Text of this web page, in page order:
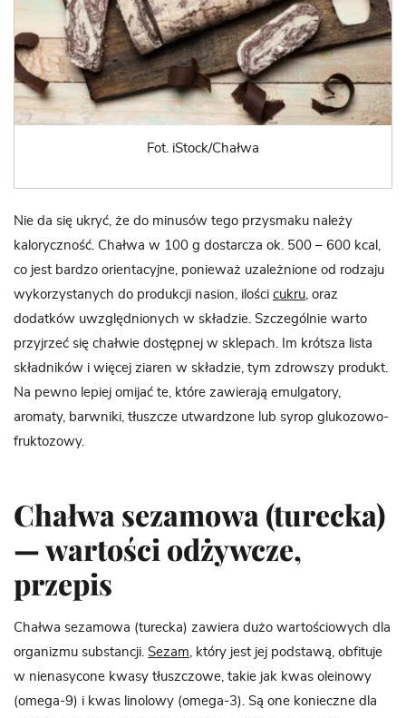
Fot. iStock/Chałwa
Nie da się ukryć, że do minusów tego przysmaku należy
kaloryczność. Chałwa w 100 g dostarcza ok. 500 – 600 kcal,
co jest bardzo orientacyjne, ponieważ uzależnione od rodzaju
wykorzystanych do produkcji nasion, ilości cukru, oraz
dodatków uwzględnionych w składzie. Szczególnie warto
przyjrzeć się chałwie dostępnej w sklepach. Im krótsza lista
składników i więcej ziaren w składzie, tym zdrowszy produkt.
Na pewno lepiej omijać te, które zawierają emulgatory,
aromaty, barwniki, tłuszcze utwardzone lub syrop glukozowo-
fruktozowy.
Chałwa sezamowa (turecka)
— wartości odżywcze,
przepis
Chałwa sezamowa (turecka) zawiera dużo wartościowych dla
organizmu substancji. Sezam, który jest jej podstawą, obfituje
w nienasycone kwasy tłuszczowe, takie jak kwas oleinowy
(omega-9) i kwas linolowy (omega-3). Są one konieczne dla